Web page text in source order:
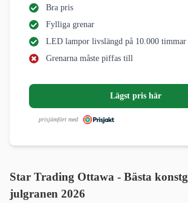
Bra pris
Fylliga grenar
LED lampor livslängd på 10.000 timmar
Grenarna måste piffas till
Lägst pris här
prisjämfört med
Star Trading Ottawa - Bästa
julgranen 2026